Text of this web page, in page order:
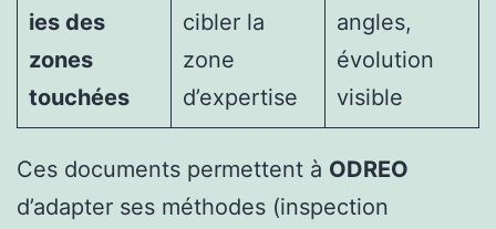
ies des
zones
touchées
cibler la
zone
d’expertise
angles,
évolution
visible
Ces documents permettent à ODREO
d’adapter ses méthodes (inspection